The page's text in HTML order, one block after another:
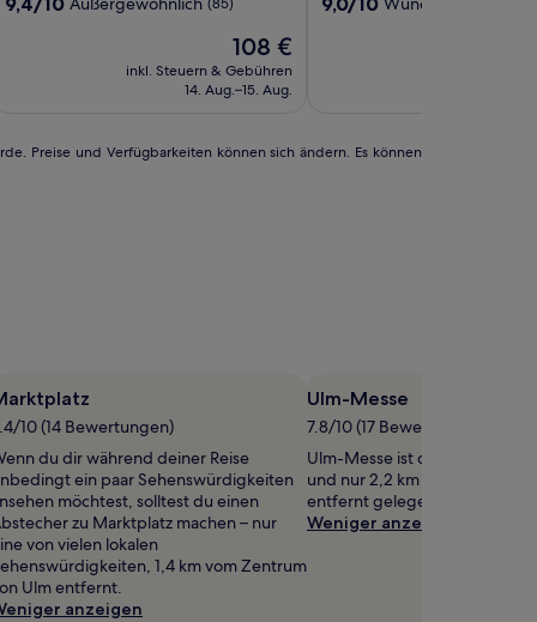
Außergewöhnlich,
(85)
Der
Preis
beträgt
108 €
inkl. Steuern & Gebühren
14. Aug.–15. Aug.
Preise und Verfügbarkeiten können sich ändern. Es können
10 (14 Bewertungen)
du dir während deiner Reise
ein paar Sehenswürdigkeiten
möchtest, solltest du einen
zu Marktplatz machen – nur
von vielen lokalen
1,4 km vom Zentrum
Ulm entfernt.
anzeigen
Ulm-Messe
7.8/10 (17 Bewertungen)
Ulm-Messe ist definitiv einen
und nur 2,2 km vom Zentrum
entfernt gelegen.
Weniger anzeigen